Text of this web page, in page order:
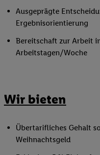
Ausgeprägte
Ergebnisorientierung
Bereitschaft zur Arbeit
Arbeitstagen/Woche
Wir bieten
Übertarifliches Gehalt
Weihnachtsgeld